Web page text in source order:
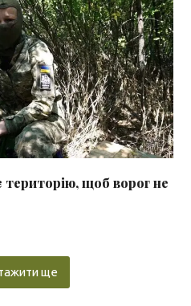
територію, щоб ворог не
ще